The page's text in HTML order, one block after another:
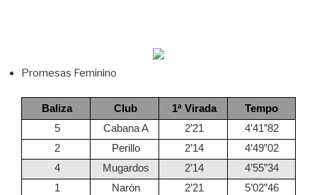
Promesas Feminino
Baliza Club 1ª Virada
Tempo
5
Cabana A 2’21
4’41”82
2
Perillo 2’14
4’49”02
4
Mugardos 2’14
4’55”34
1
Narón 2’21
5’02”46